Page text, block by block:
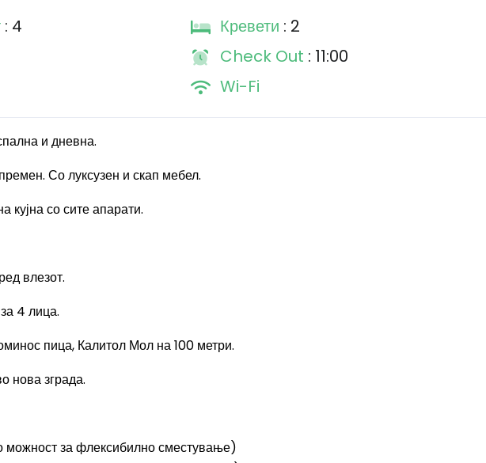
: 4 Кревети : 2
Check Out : 11:00
Wi-Fi
и дневна.
Со луксузен и скап мебел.
со сите апарати.
влезот.
4 лица.
пица, Калитол Мол на 100 метри.
нова зграда.
можност за флексибилно сместување)